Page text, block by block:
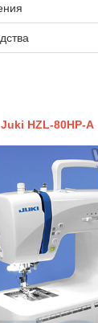
Juki HZL-80HP-A